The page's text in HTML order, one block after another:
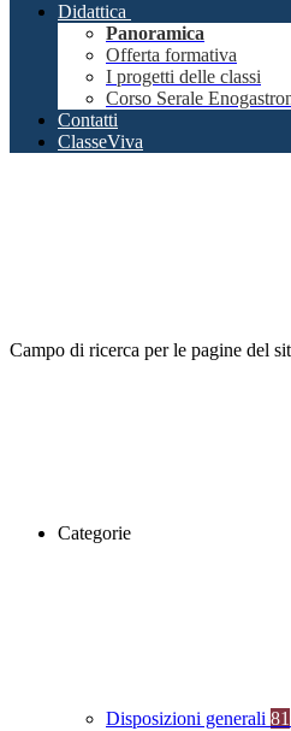
Didattica
Panoramica
Offerta formativa
I progetti delle classi
Corso Serale
Contatti
ClasseViva
Campo di ricerca per le pagine del
Categorie
Disposizioni generali 81